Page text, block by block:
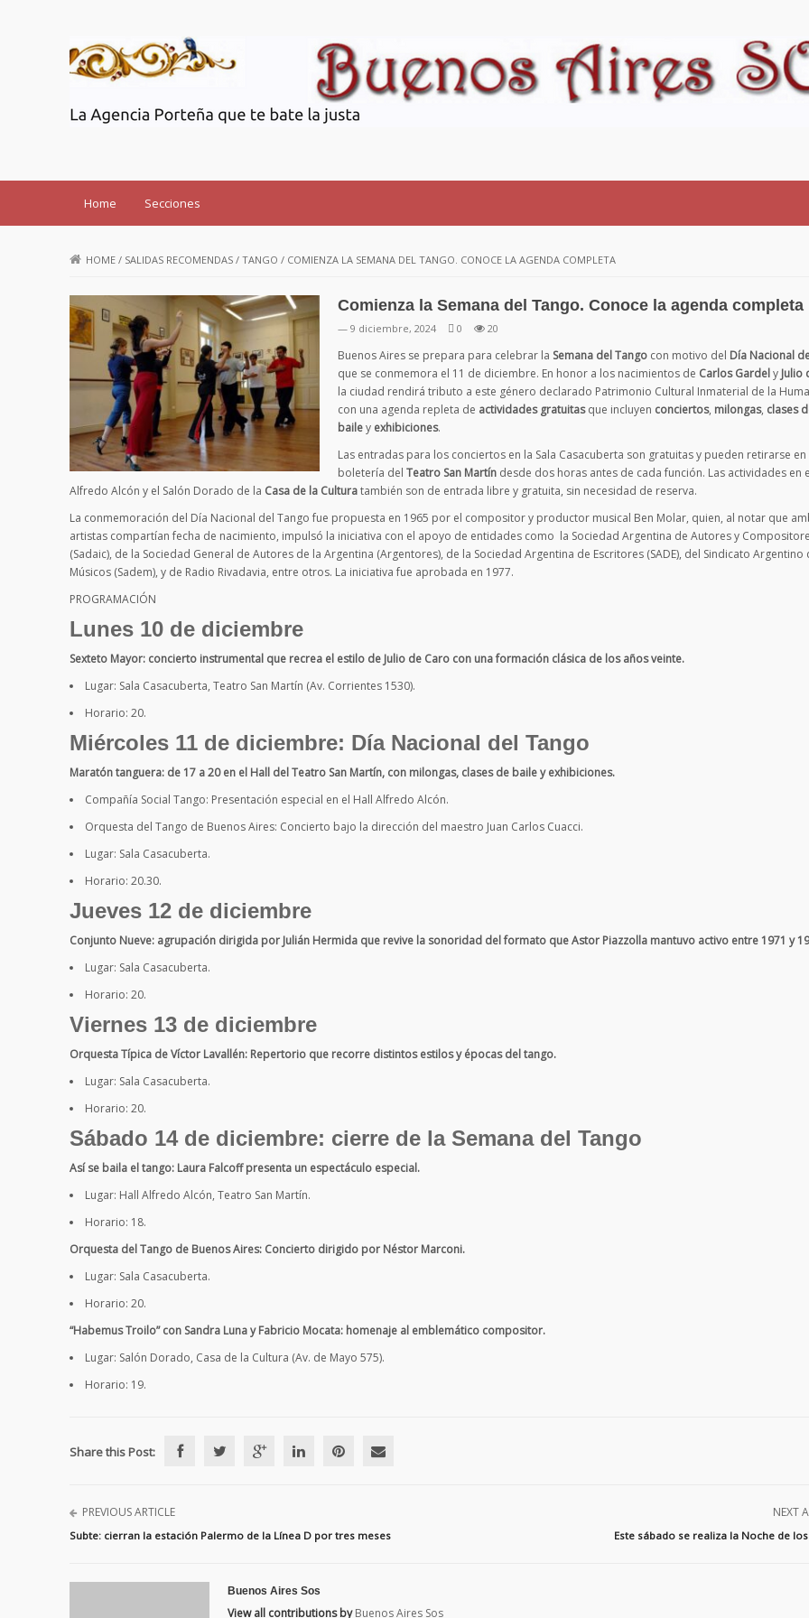
Home Secciones
HOME / SALIDAS RECOMENDAS / TANGO / COMIENZA LA SEMANA DEL TANGO. CONOCE LA AGENDA COMPLETA
Comienza la Semana del Tango. Conoce la agenda completa
— 9 diciembre, 2024 0 20
Buenos Aires se prepara para celebrar la Semana del Tango con motivo del Día Nacional
que se conmemora el 11 de diciembre. En honor a los nacimientos de Carlos Gardely Julio
la ciudad rendirá tributo a este género declarado Patrimonio Cultural Inmaterial de la
con una agenda repleta de actividades gratuitasque incluyen conciertos, milongas, clases
bailey exhibiciones.
Las entradas para los conciertos en la Sala Casacuberta son gratuitas y pueden retirarse en
boletería del Teatro San Martín desde dos horas antes de cada función. Las actividades en
Alfredo Alcón y el Salón Dorado de la Casa de la Culturatambién son de entrada libre y gratuita, sin necesidad de reserva.
La conmemoración del Día Nacional del Tango fue propuesta en 1965 por el compositor y productor musical Ben Molar, quien, al notar que
artistas compartían fecha de nacimiento, impulsó la iniciativa con el apoyo de entidades como la Sociedad Argentina de Autores y
(Sadaic), de la Sociedad General de Autores de la Argentina (Argentores), de la Sociedad Argentina de Escritores (SADE), del Sindicato Argentino
Músicos (Sadem), y de Radio Rivadavia, entre otros. La iniciativa fue aprobada en 1977.
PROGRAMACIÓN
Lunes 10 de diciembre
Sexteto Mayor: concierto instrumental que recrea el estilo de Julio de Caro con una formación clásica de los años veinte.
Lugar: Sala Casacuberta, Teatro San Martín (Av. Corrientes 1530).
Horario: 20.
Miércoles 11 de diciembre: Día Nacional del Tango
Maratón tanguera: de 17 a 20 en el Hall del Teatro San Martín, con milongas, clases de baile y exhibiciones.
Compañía Social Tango: Presentación especial en el Hall Alfredo Alcón.
Orquesta del Tango de Buenos Aires: Concierto bajo la dirección del maestro Juan Carlos Cuacci.
Lugar: Sala Casacuberta.
Horario: 20.30.
Jueves 12 de diciembre
Conjunto Nueve: agrupación dirigida por Julián Hermida que revive la sonoridad del formato que Astor Piazzolla mantuvo activo entre 1971 y
Lugar: Sala Casacuberta.
Horario: 20.
Viernes 13 de diciembre
Orquesta Típica de Víctor Lavallén: Repertorio que recorre distintos estilos y épocas del tango.
Lugar: Sala Casacuberta.
Horario: 20.
Sábado 14 de diciembre: cierre de la Semana del Tango
Así se baila el tango: Laura Falcoff presenta un espectáculo especial.
Lugar: Hall Alfredo Alcón, Teatro San Martín.
Horario: 18.
Orquesta del Tango de Buenos Aires: Concierto dirigido por Néstor Marconi.
Lugar: Sala Casacuberta.
Horario: 20.
“Habemus Troilo” con Sandra Luna y Fabricio Mocata: homenaje al emblemático compositor.
Lugar: Salón Dorado, Casa de la Cultura (Av. de Mayo 575).
Horario: 19.
Share this Post:
PREVIOUS ARTICLE
Subte: cierran la estación Palermo de la Línea D por tres meses
NEXT
Este sábado se realiza la Noche de
Buenos Aires Sos
View all contributions by Buenos Aires Sos